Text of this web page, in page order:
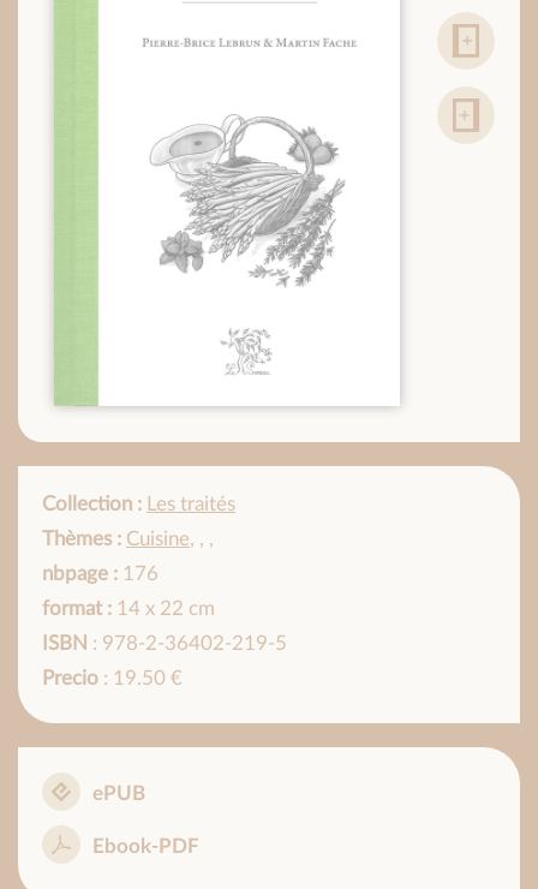
Collection : Les traités
Thèmes : Cuisine, , ,
nbpage : 176
format : 14 x 22 cm
ISBN : 978-2-36402-219-5
Precio : 19.50 €
ePUB
Ebook-PDF